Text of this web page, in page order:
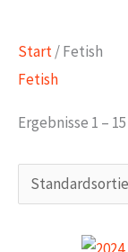
Start/ Fetish
Fetish
Ergebnisse 1 –